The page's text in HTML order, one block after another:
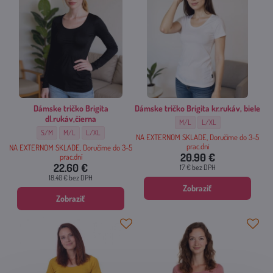
Dámske tričko Brigita
dl.rukáv,čierna
Dámske tričko Brigita dl.rukáv,čierna - Veľkosť:
S/M Dámske tričko Brigita dl.rukáv,čierna - Veľkosť:
M/L Dámske tričko Brigita dl.rukáv,čierna - Veľkosť:
L/XL
NA EXTERNOM SKLADE, Doručíme do 3-5
prac.dní
22.60 €
18.40 €bez DPH
Zobraziť
Dámske tričko Brigita kr.rukáv, biele
Dámske tričko Brigita kr.rukáv,
M/L Dámske tričko Brigita
L/XL
NA EXTERNOM SKLADE, Doručíme do 3-5
prac.dní
20.90 €
17 €bez DPH
Zobraziť